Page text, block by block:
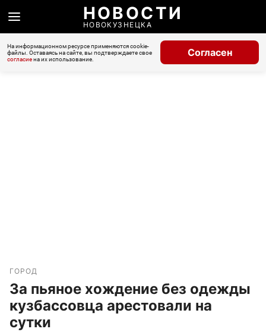
НОВОСТИ
НОВОКУЗНЕЦКА
На информационном ресурсе применяются cookie-
файлы. Оставаясь на сайте, вы подтверждаете свое
согласиена их использование.
Согласен
ГОРОД
За пьяное хождение без одежды
кузбассовца арестовали на
сутки